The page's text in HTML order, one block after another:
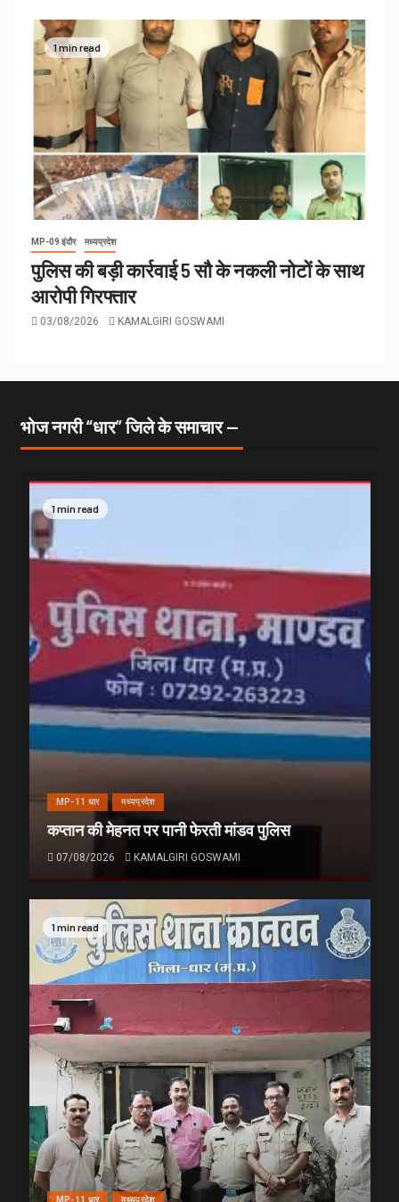
1 min read
MP-09 इंदौर मध्यप्रदेश
पुलिस की बड़ी कार्रवाई 5 सौ के नकली नोटों के साथ
आरोपी गिरफ्तार
03/08/2026 KAMALGIRI GOSWAMI
भोज नगरी “धार” जिले के समाचार —
1 min read
MP-11 धार मध्यप्रदेश
कप्तान की मेहनत पर पानी फेरती मांडव पुलिस
07/08/2026 KAMALGIRI GOSWAMI
1 min read